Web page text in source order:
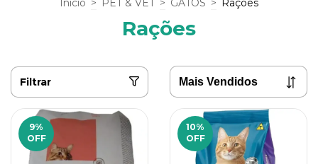
Início > PET & VET > GATOS > Rações
Rações
Filtrar
9%
OFF
10%
OFF